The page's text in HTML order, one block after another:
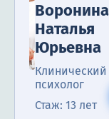
Воронина
Наталья
Юрьевна
Клинический
психолог
Стаж: 13 лет